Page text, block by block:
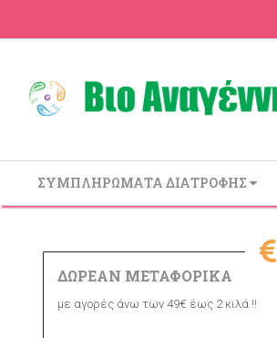
ΣΥΜΠΛΗΡΩΜΑΤΑ ΔΙΑΤΡΟΦΗΣ
ΔΩΡΕΑΝ ΜΕΤΑΦΟΡΙΚΑ
με αγορές άνω των 49€ έως 2 κιλά !!